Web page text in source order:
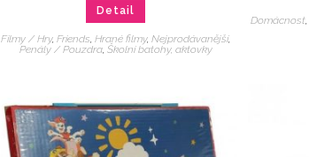
Detail
Filmy / Hry,Friends,Hrané filmy,Nejprodávanější,
Penály / Pouzdra, Školní batohy, aktovky
Domácnost,